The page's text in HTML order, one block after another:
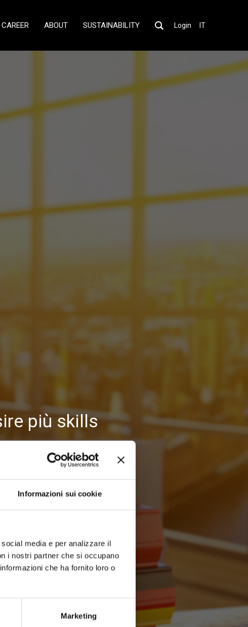
Informazioni sui cookie
media e per analizzare il
i nostri partner che si occupano
che ha fornito loro o
Marketing
CAREER ABOUT SUSTAINABILITY Login IT
più skills